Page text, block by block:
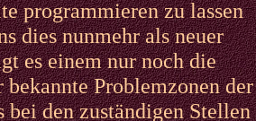
programmieren zu lassen
dies nunmehr als neuer
es einem nur noch die
Problemzonen der
bei den zuständigen Stellen